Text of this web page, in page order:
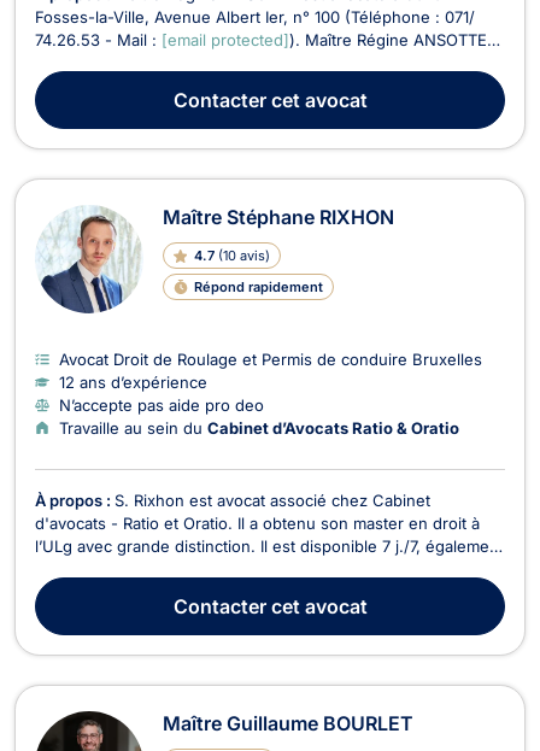
Fosses-la-Ville, Avenue Albert Ier, n° 100 (Téléphone : 071/
74.26.53 - Mail : [email protected]). Maître Régine ANSOTTE
Successions, Droit du bail, Droit du roulage, Droit civil,
Récupération de créances. Maître Régine A...
Contactercet avocat
Maître Stéphane RIXHON
4.7 (10 avis)
Répond rapidement
Avocat Droit de Roulage et Permis de conduire Bruxelles
12 ans d’expérience
N’accepte pas aide pro deo
Travaille au sein du Cabinet d’Avocats Ratio & Oratio
À propos : S. Rixhon est avocat associé chez Cabinet
d'avocats - Ratio et Oratio. Il a obtenu son master en droit à
l’ULg avec grande distinction. Il est disponible 7 j./7, également
budgétaire, institutionnel, civil et judiciaire) à la Haute Ecole
d’Administration de la Vil...
Contactercet avocat
Maître Guillaume BOURLET